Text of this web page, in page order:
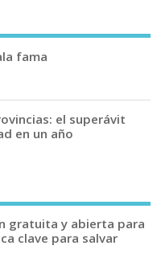
fama
el superávit
en un año
gratuita y abierta para
clave para salvar